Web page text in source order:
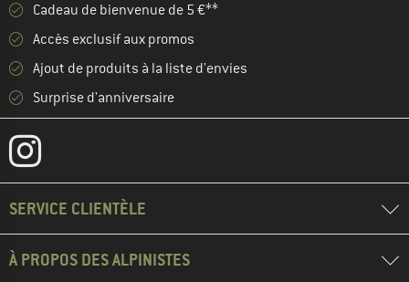
Cadeau de bienvenue de 5 €**
Accès exclusif aux promos
Ajout de produits à la liste d'envies
Surprise d'anniversaire
SERVICE CLIENTÈLE
À PROPOS DES ALPINISTES